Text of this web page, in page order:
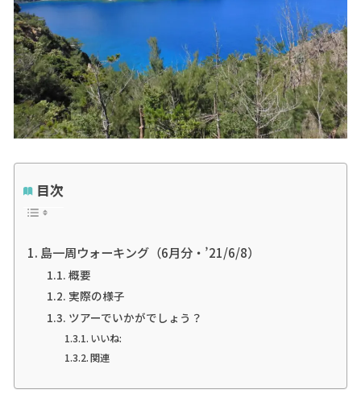
目次
島一周ウォーキング（6月分・’21/6/8）
概要
実際の様子
ツアーでいかがでしょう？
いいね:
関連